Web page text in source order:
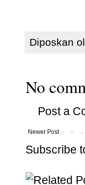
Diposkan
No
Post a
Newer Post
Subscribe